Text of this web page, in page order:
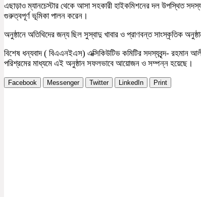
এছাড়াও ম্যানচেস্টার থেকে আসা সহকারী হাইকমিশনের দল উপস্থিত
গুরুত্বপূর্ণ ভূমিকা পালন করেন।
অনুষ্ঠানে অতিথিদের জন্য ছিল সুস্বাদু খাবার ও প্রাণবন্ত সাংস্কৃতিক
বিশেষ ধন্যবাদ ( বিএএনইএস) এক্সিকিউটিভ কমিটির সদস্যবৃন্দ-
পরিশ্রমের মাধ্যমে এই অনুষ্ঠান সফলভাবে আয়োজন ও সম্পন্ন হয়েছে।
Facebook Messenger Twitter LinkedIn Print